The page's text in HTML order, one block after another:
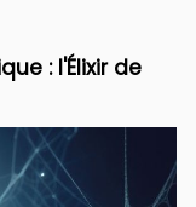
: l'Élixir de